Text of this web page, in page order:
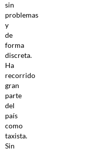
sin
problemas
y
de
forma
discreta.
Ha
recorrido
gran
parte
del
país
como
taxista.
Sin